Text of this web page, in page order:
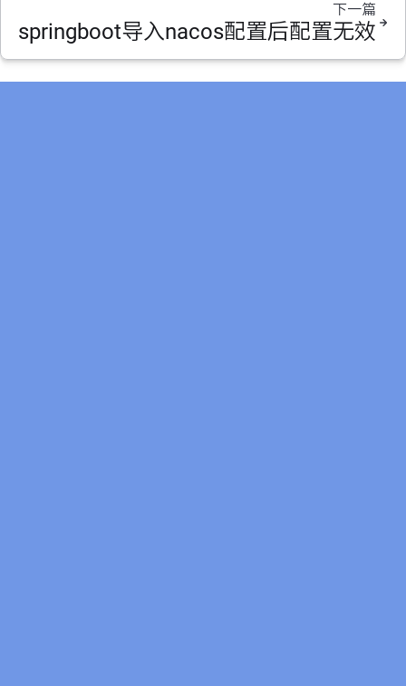
下一篇
springboot导入nacos配置后配置无效